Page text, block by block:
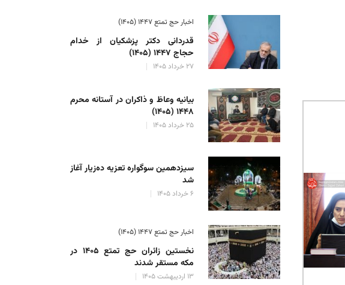
اخبار حج تمتع ۱۴۴۷ (۱۴۰۵)
قدردانی دکتر پزشکیان از خدام
حجاج ۱۴۴۷ (۱۴۰۵)
۲۷ خرداد ۱۴۰۵
بیانیه وعاظ و ذاکران در آستانه محرم
۱۴۴۸ (۱۴۰۵)
۲۵ خرداد ۱۴۰۵
سیزدهمین سوگواره تعزیه ده‌زیار آغاز
شد
۶ خرداد ۱۴۰۵
اخبار حج تمتع ۱۴۴۷ (۱۴۰۵)
نخستین زائران حج تمتع ۱۴۰۵ در
مکه مستقر شدند
۱۳ اردیبهشت ۱۴۰۵